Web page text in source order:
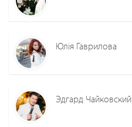
Юлія Гаврилова
Эдгард Чайковский